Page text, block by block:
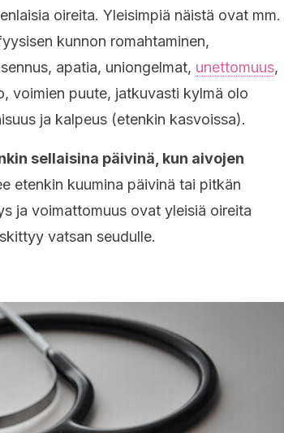
oireita. Yleisimpiä näistä ovat mm.
kunnon romahtaminen,
apatia, uniongelmat, unettomuus,
voimien puute, jatkuvasti kylmä olo
ja kalpeus (etenkin kasvoissa).
sellaisina päivinä, kun aivojen
etenkin kuumina päivinä tai pitkän
ja voimattomuus ovat yleisiä oireita
vatsan seudulle.